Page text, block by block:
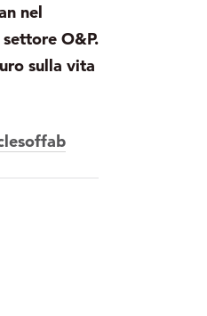
nel
O&P.
sulla vita